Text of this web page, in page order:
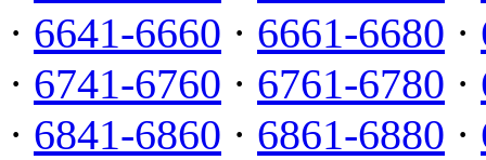
· 6641-6660 · 6661-6680 ·
· 6741-6760 · 6761-6780 ·
· 6841-6860 · 6861-6880 ·